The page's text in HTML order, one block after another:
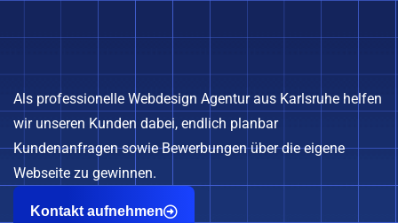
Als professionelle Webdesign Agentur aus Karlsruhe helfen
wir unseren Kunden dabei, endlich planbar
Kundenanfragen sowie Bewerbungen über die eigene
Webseite zu gewinnen.
Kontakt aufnehmen